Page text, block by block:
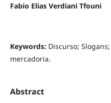
Fabio Elias Verdiani Tfouni
Keywords: Discurso;
mercadoria.
Abstract